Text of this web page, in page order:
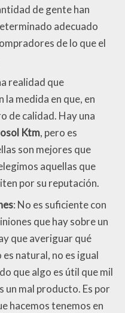
de gente han
adecuado
de lo que el
realidad que
la medida en que, en
de calidad. Hay una
Ktm, pero es
son mejores que
aquellas que
por su reputación.
: No es suficiente con
que hay sobre un
que averiguar qué
natural, no es igual
que algo es útil que mil
un mal producto. Es por
hacemos tenemos en